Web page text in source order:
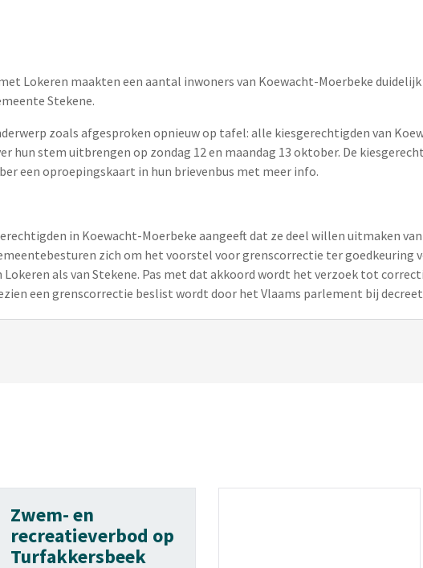
Lokeren maakten een aantal inwoners van Koewacht-Moerbeke
Stekene.
zoals afgesproken opnieuw op tafel: alle kiesgerechtigden van
hun stem uitbrengen op zondag 12 en maandag 13 oktober. De
een oproepingskaart in hun brievenbus met meer info.
in Koewacht-Moerbeke aangeeft dat ze deel willen uitmaken van
zich om het voorstel voor grenscorrectie ter goedkeuring
Lokeren als van Stekene. Pas met dat akkoord wordt het verzoek tot
een grenscorrectie beslist wordt door het Vlaams parlement bij
Zwem- en
recreatieverbod op
Turfakkersbeek